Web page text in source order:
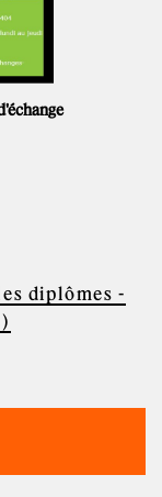
diplômes -